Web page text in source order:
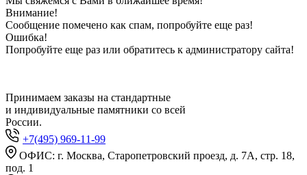
Внимание!
Сообщение помечено как спам, попробуйте еще раз!
Ошибка!
Попробуйте еще раз или обратитесь к администратору сайта!
Принимаем заказы на стандартные
и индивидуальные памятники со всей
России.
+7(495) 969-11-99
ОФИС: г. Москва, Старопетровский проезд, д. 7А, стр. 18,
под. 1